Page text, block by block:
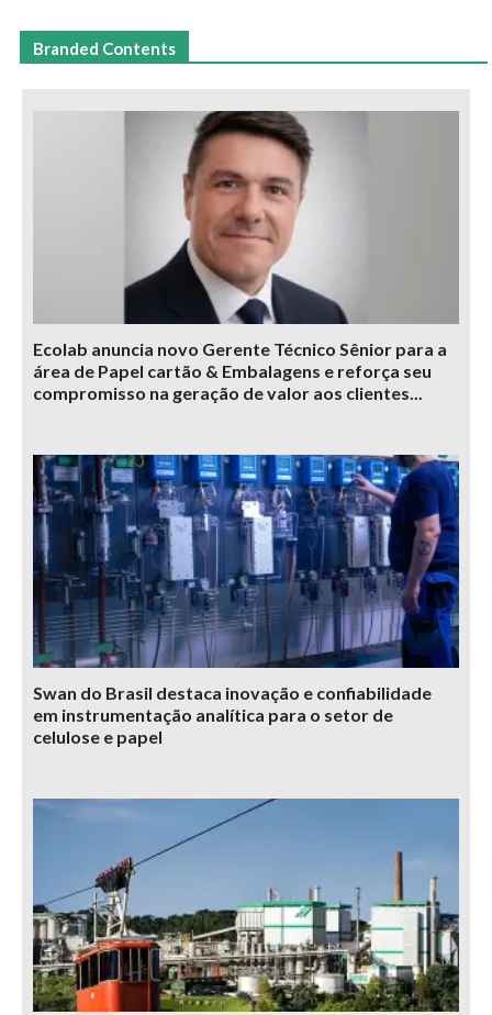
Branded Contents
Ecolab anuncia novo Gerente Técnico Sênior para a
área de Papel cartão & Embalagens e reforça seu
compromisso na geração de valor aos clientes...
Swan do Brasil destaca inovação e confiabilidade
em instrumentação analítica para o setor de
celulose e papel